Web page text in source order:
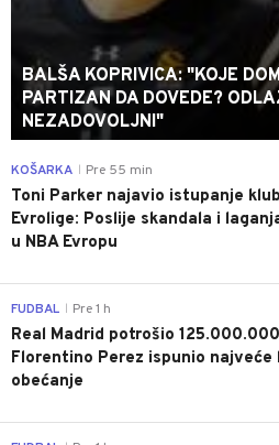
BALŠA KOPRIVICA: "KOJE
PARTIZAN DA DOVEDE?
NEZADOVOLJNI"
KOŠARKA Pre 55 min
Toni Parker najavio istupanje
Evrolige: Poslije skandala i
u NBA Evropu
FUDBAL Pre 1 h
Real Madrid potrošio
Florentino Perez ispunio najveće
obećanje